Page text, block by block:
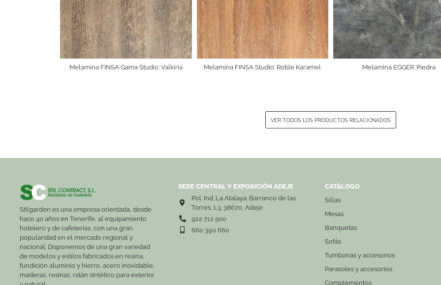
Melamina FINSA Gama Studio: Valkiria Melamina FINSA Studio: Roble Karamel Melamina EGGER: Piedra
VER TODOS LOS PRODUCTOS RELACIONADOS
Stilgarden es una empresa orientada, desde
hace 40 años en Tenerife, al equipamiento
hotelero y de cafeterías, con una gran
popularidad en el mercado regional y
nacional. Disponemos de una gran variedad
de modelos y estilos fabricados en resina,
fundición aluminio y hierro, acero inoxidable,
maderas, resinas, ratán sintético para exterior
SEDE CENTRAL Y EXPOSICIÓN ADEJE
Pol. Ind. La Atalaya. Barranco de las
Torres, L3. 38670, Adeje
922 712 500
660 390 660
CATÁLOGO
Sillas
Mesas
Banquetas
Sofás
Tumbonas y accesorios
Parasoles y accesorios
Complementos